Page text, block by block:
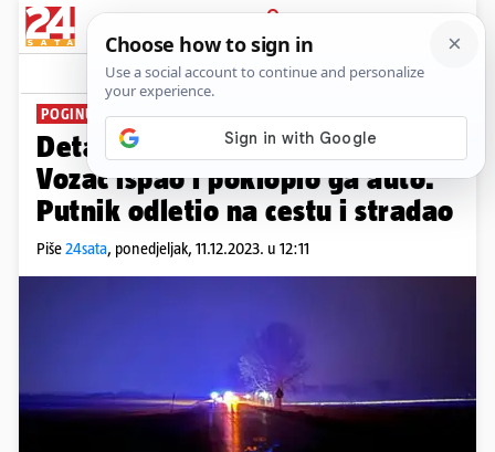
PRIJAVA
News Komentari
POGINULA DVA MLADIĆA
Detalji strave kod Komletinaca:
Vozač ispao i poklopio ga auto.
Putnik odletio na cestu i stradao
Piše24sata, ponedjeljak, 11.12.2023. u 12:11